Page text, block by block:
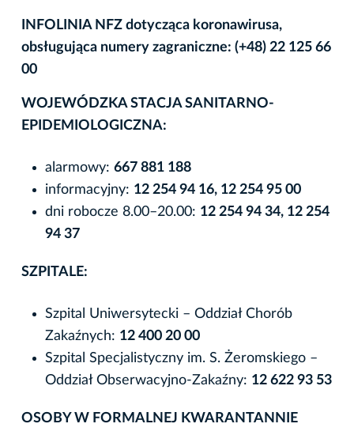
INFOLINIA NFZ dotycząca koronawirusa,
obsługująca numery zagraniczne: (+48) 22 125 66
00
WOJEWÓDZKA STACJA SANITARNO-
EPIDEMIOLOGICZNA:
alarmowy: 667 881 188
informacyjny: 12 254 94 16, 12 254 95 00
dni robocze 8.00–20.00: 12 254 94 34, 12 254
94 37
SZPITALE:
Szpital Uniwersytecki – Oddział Chorób
Zakaźnych: 12 400 20 00
Szpital Specjalistyczny im. S. Żeromskiego –
Oddział Obserwacyjno-Zakaźny: 12 622 93 53
OSOBY W FORMALNEJ KWARANTANNIE